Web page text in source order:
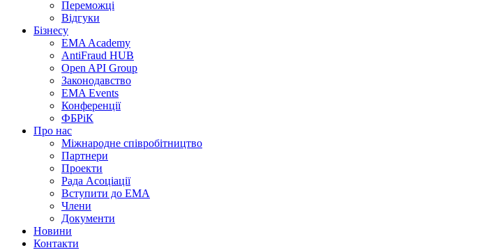
Переможцi
Відгуки
Бізнесу
EMA Academy
AntiFraud HUB
Open API Group
Законодавство
EMA Events
Конференції
ФБРіК
Про нас
Міжнародне співробітництво
Партнери
Проекти
Рада Асоціації
Вступити до ЕМА
Члени
Документи
Новини
Контакти